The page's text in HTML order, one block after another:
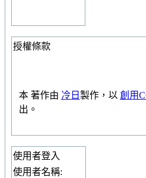
授權條款
本 著作由 冷日 製作，以 創用
出。
使用者登入
使用者名稱: